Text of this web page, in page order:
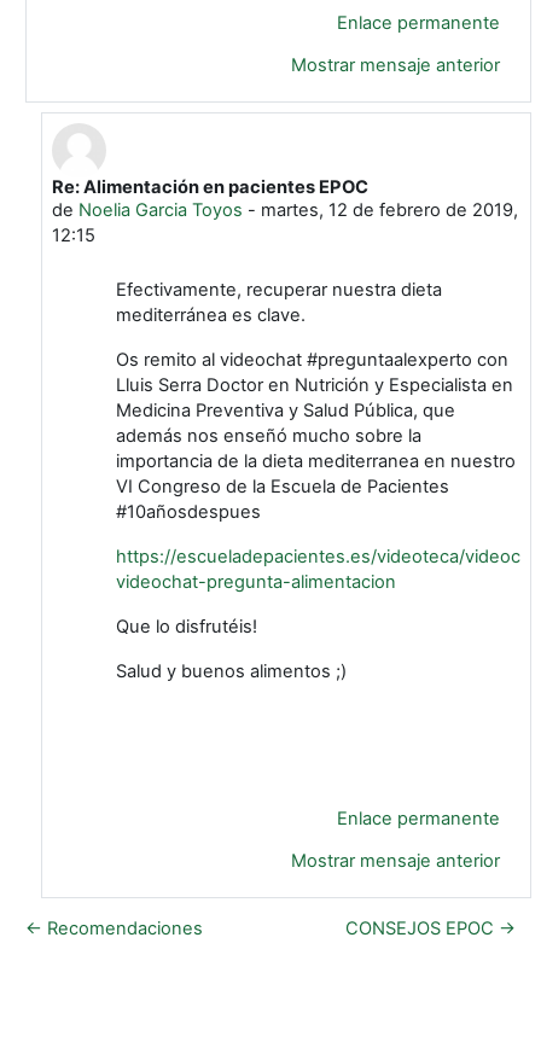
Enlace permanente
Mostrar mensaje anterior
En respuesta a María Dolores Martínez Salcedo
Re: Alimentación en pacientes EPOC
de Noelia Garcia Toyos - martes, 12 de febrero de 2019,
12:15
Efectivamente, recuperar nuestra dieta
mediterránea es clave.
Os remito al videochat #preguntaalexperto con
Lluis Serra Doctor en Nutrición y Especialista en
Medicina Preventiva y Salud Pública, que
además nos enseñó mucho sobre la
importancia de la dieta mediterranea en nuestro
VI Congreso de la Escuela de Pacientes
#10añosdespues
https://escueladepacientes.es/videoteca/
videochat-pregunta-alimentacion
Que lo disfrutéis!
Salud y buenos alimentos ;)
Enlace permanente
Mostrar mensaje anterior
← Recomendaciones CONSEJOS EPOC →